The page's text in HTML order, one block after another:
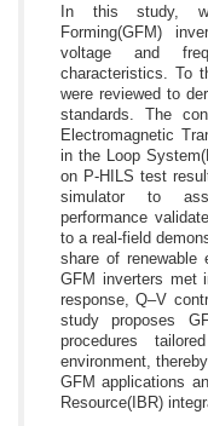
In this study,
Forming(GFM)
voltage and
characteristics. To
were reviewed to
standards. The
Electromagnetic
in the Loop
on P-HILS test
simulator to
performance
to a real-field
share of renewable
GFM inverters met
response, Q–V
study proposes
procedures
environment,
GFM applications
Resource(IBR)